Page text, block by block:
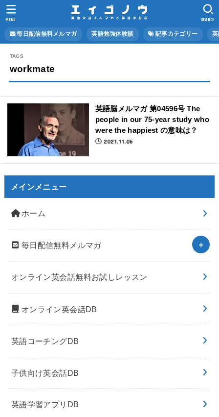
毎日配信無料メルマガ 英語勉強体験談 記事カテゴリー
SEARCH
MENU
workmate
英語脳メルマガ 第04596号 The
people in our 75-year study who
were the happiest の意味は？
2021.11.06
メインメニュー
ホーム
毎日配信無料メルマガ
オンライン英会話無料お試しレッスン
オンライン英会話DB
英語コーチングDB
子供向け英会話DB
英語学習アプリDB